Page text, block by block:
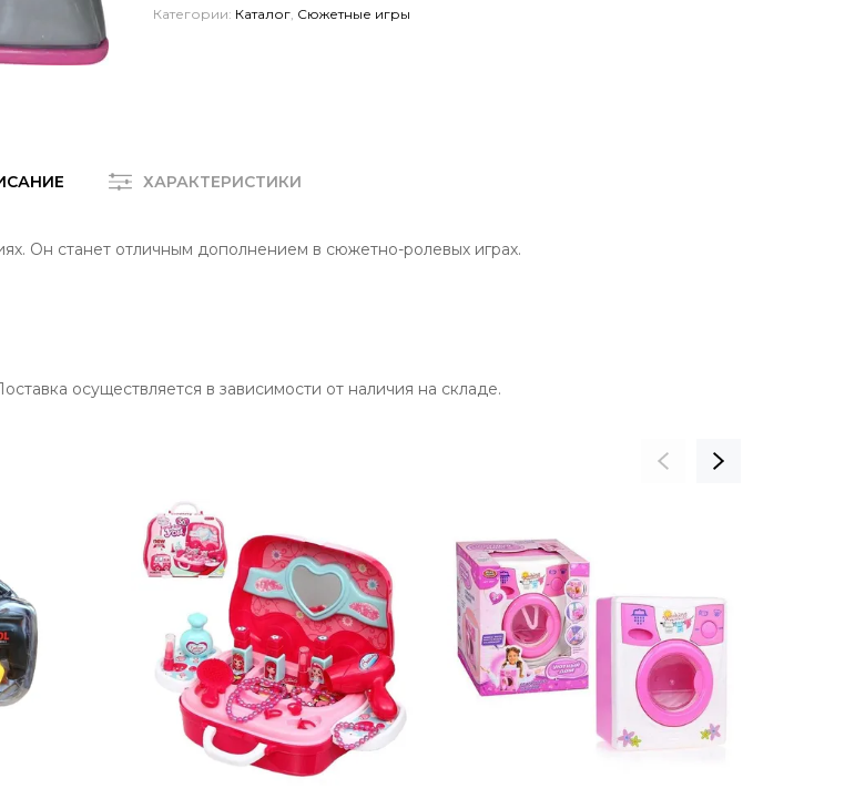
Категории: Каталог Сюжетные игры
ХАРАКТЕРИСТИКИ
Он станет отличным дополнением в сюжетно-ролевых играх.
осуществляется в зависимости от наличия на складе.